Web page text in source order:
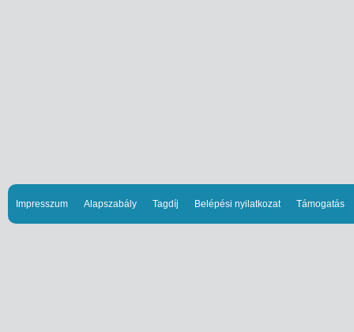
Impresszum Alapszabály Tagdíj Belépési nyilatkozat Támogatás